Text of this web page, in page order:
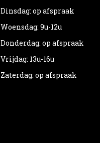
Dinsdag: op afspraak
Woensdag: 9u-12u
Donderdag: op afspraak
Vrijdag: 13u-16u
Zaterdag: op afspraak